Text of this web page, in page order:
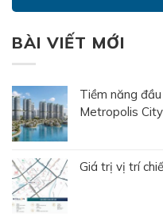
BÀI VIẾT MỚI
Tiềm năng
Metropolis City
Giá trị vị trí